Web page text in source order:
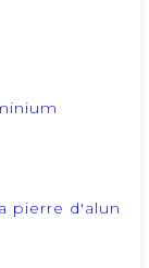
pierre d'alun